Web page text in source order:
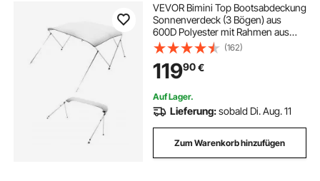
VEVOR Bimini Top Bootsabdeckung
Sonnenverdeck (3 Bögen) aus
600D Polyester mit Rahmen aus
Aluminiumlegierung, wasserdichte
Sonnenschutz-Bootsmarkise mit
Aufbewahrungstasche, 210-213 cm
(B) Hellgrau
(162)
11990€
Auf Lager.
Lieferung:sobald Di. Aug. 11
Zum Warenkorb hinzufügen